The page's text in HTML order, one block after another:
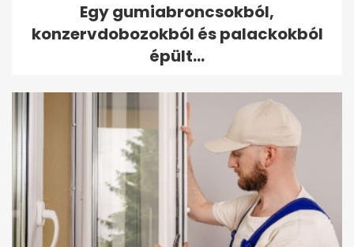
Egy gumiabroncsokból,
konzervdobozokból és palackokból
épült...